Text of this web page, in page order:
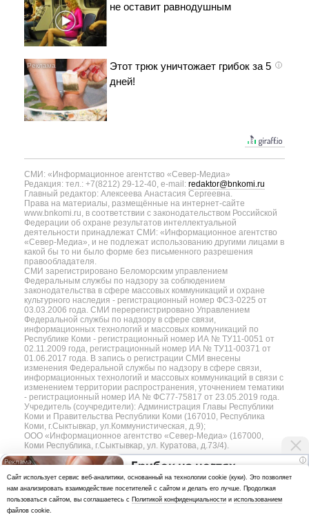
не оставит равнодушным
i
Этот трюк уничтожает грибок за 5
дней!
СМИ: «Информационное агентство «Север-Медиа»
Редакция: тел.: +7(8212) 29-12-40, e-mail: redaktor@bnkomi.ru
Главный редактор: Алексеева Анастасия Сергеевна.
Права на материалы, размещённые на интернет-сайте
www.bnkomi.ru, в соответствии с законодательством Российской
Федерации об охране результатов интеллектуальной
деятельности принадлежат СМИ: «Информационное агентство
«Север-Медиа», и не подлежат использованию другими лицами в
какой бы то ни было форме без письменного разрешения
правообладателя.
СМИ зарегистрировано Беломорским управлением
Федеральным службы по надзору за соблюдением
законодательства в сфере массовых коммуникаций и охране
культурного наследия - регистрационный номер ФС3-0225 от
03.03.2006 года. СМИ перерегистрировано Управлением
Федеральной службы по надзору в сфере связи,
информационных технологий и массовых коммуникаций по
Республике Коми - регистрационный номер ИА № ТУ11-0051 от
02.11.2009 года, регистрационный номер ИА № ТУ11-00371 от
01.06.2017 года. В запись о регистрации СМИ внесены
изменения Федеральной службы по надзору в сфере связи,
информационных технологий и массовых коммуникаций в связи с
изменением территории распространения, уточнением тематики
- регистрационный номер ИА № ФС77-75817 от 23.05.2019 года.
Учредитель (соучредители): Администрация Главы Республики
Коми и Правительства Республики Коми (167010, Республика
Коми, г.Сыктывкар, ул.Коммунистическая, д.9);
ООО «Информационное агентство «Север-Медиа» (167000,
Коми Республика, г.Сыктывкар, ул. Куратова, д.73/4).
Разработка сайта — web-студия «Цифровой Век»
i
Грибок на ногтях
стирается как ластиком!
Простой домашний метод
Политика
конфиденциальности
Cайт использует сервис веб-аналитики, основанный на технологии cookie (куки). Это позволяет
нам анализировать взаимодействие посетителей с сайтом и делать его лучше. Продолжая
пользоваться сайтом, вы соглашаетесь с Политикой конфиденциальности и использованием
файлов cookie.